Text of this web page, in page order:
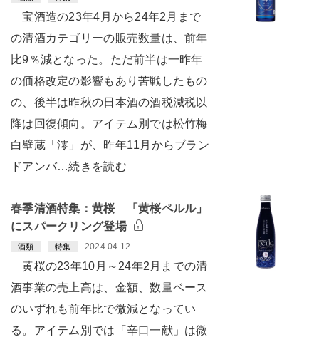
宝酒造の23年4月から24年2月まで
の清酒カテゴリーの販売数量は、前年
比9％減となった。ただ前半は一昨年
の価格改定の影響もあり苦戦したもの
の、後半は昨秋の日本酒の酒税減税以
降は回復傾向。アイテム別では松竹梅
白壁蔵「澪」が、昨年11月からブラン
ドアンバ…続きを読む
春季清酒特集：黄桜 「黄桜ペルル」
にスパークリング登場
酒類 特集 2024.04.12
黄桜の23年10月～24年2月までの清
酒事業の売上高は、金額、数量ベース
のいずれも前年比で微減となってい
る。アイテム別では「辛口一献」は微